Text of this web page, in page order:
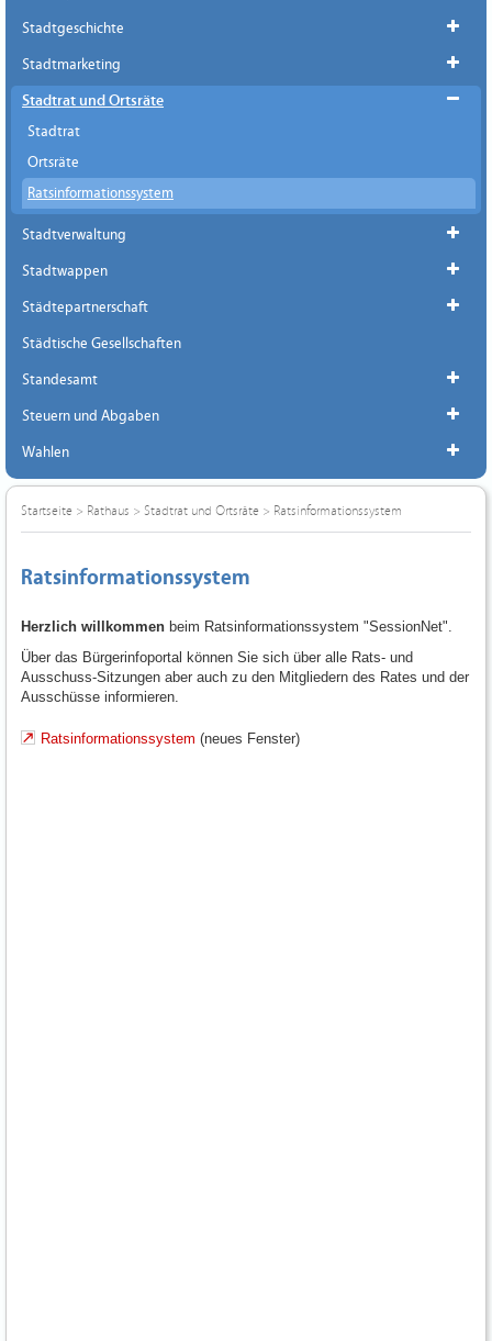
Stadtgeschichte
Stadtmarketing
Stadtrat und Ortsräte
Stadtrat
Ortsräte
Ratsinformationssystem
Stadtverwaltung
Stadtwappen
Städtepartnerschaft
Städtische Gesellschaften
Standesamt
Steuern und Abgaben
Wahlen
Startseite > Rathaus > Stadtrat und Ortsräte > Ratsinformationssystem
Ratsinformationssystem
Herzlich willkommen beim Ratsinformationssystem "SessionNet".
Über das Bürgerinfoportal können Sie sich über alle Rats- und
Ausschuss-Sitzungen aber auch zu den Mitgliedern des Rates und der
Ausschüsse informieren.
Ratsinformationssystem (neues Fenster)